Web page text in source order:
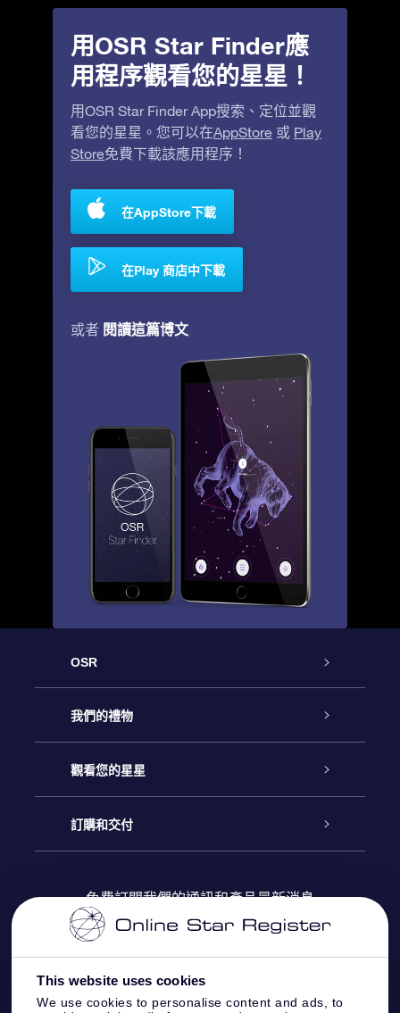
This website uses cookies
We use cookies to personalise content and ads, to
用OSR Star Finder應
用程序觀看您的星星！
用OSR Star Finder App搜索、定位並觀
看您的星星。您可以在AppStore 或 Play
Store免費下載該應用程序！
在AppStore下載
在Play 商店中下載
或者 閱讀這篇博文
OSR
客戶服務
聯繫我們
博客
評論
我們的禮物
Online Star禮物
OSR禮物包
OSR 禮物卡
公司禮品
觀看您的星星
星星注册
個性化的Star Page
One Million Stars
訂購和交付
付款資訊
配送信息
免費訂閱我們的通訊和產品最新消息